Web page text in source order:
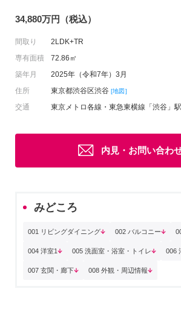
34,880万円（税込）
間取り
2LDK+TR
専有面積
72.86㎡
築年月
2025年（令和7年）3月
住所
東京都渋谷区渋谷 [地図]
交通 東京メトロ各線・東急東横線「渋谷」
内見・お問い合わ
みどころ
001 リビングダイニング 002 バルコニー
004 洋室1 005 洗面室・浴室・トイレ 006
007 玄関・廊下 008 外観・周辺情報